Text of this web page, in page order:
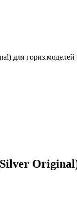
для гориз.моделей